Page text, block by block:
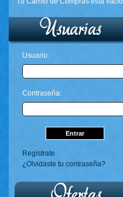
Usuario:
Contraseña:
Regístrate
¿Olvidaste tu contraseña?